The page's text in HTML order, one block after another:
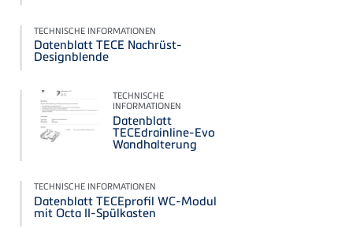
TECHNISCHE INFORMATIONEN
Datenblatt TECE Nachrüst-
Designblende
TECHNISCHE
INFORMATIONEN
Datenblatt
TECEdrainline-Evo
Wandhalterung
TECHNISCHE INFORMATIONEN
Datenblatt TECEprofil WC-Modul
mit Octa II-Spülkasten